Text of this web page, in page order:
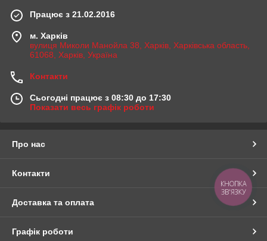
Працює з 21.02.2016
м. Харків
вулиця Миколи Манойла 38, Харків, Харківська область,
61068, Харків, Україна
Контакти
Сьогодні працює з 08:30 до 17:30
Показати весь графік роботи
Про нас
Контакти
Доставка та оплата
Графік роботи
КНОПКА
ЗВ'ЯЗКУ